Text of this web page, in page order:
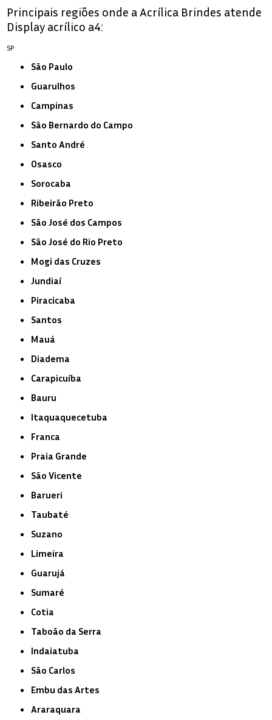
Principais regiões onde a Acrílica Brindes atende
Display acrílico a4:
SP
São Paulo
Guarulhos
Campinas
São Bernardo do Campo
Santo André
Osasco
Sorocaba
Ribeirão Preto
São José dos Campos
São José do Rio Preto
Mogi das Cruzes
Jundiaí
Piracicaba
Santos
Mauá
Diadema
Carapicuíba
Bauru
Itaquaquecetuba
Franca
Praia Grande
São Vicente
Barueri
Taubaté
Suzano
Limeira
Guarujá
Sumaré
Cotia
Taboão da Serra
Indaiatuba
São Carlos
Embu das Artes
Araraquara